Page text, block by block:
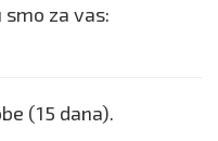
za vas:
(15 dana).